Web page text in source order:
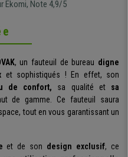
Ekomi, Note 4,9/5
, un fauteuil de bureau digne
et sophistiqués ! En effet, son
de confort, sa qualité et sa
de gamme. Ce fauteuil saura
tout en vous garantissant un
et de son design exclusif, ce